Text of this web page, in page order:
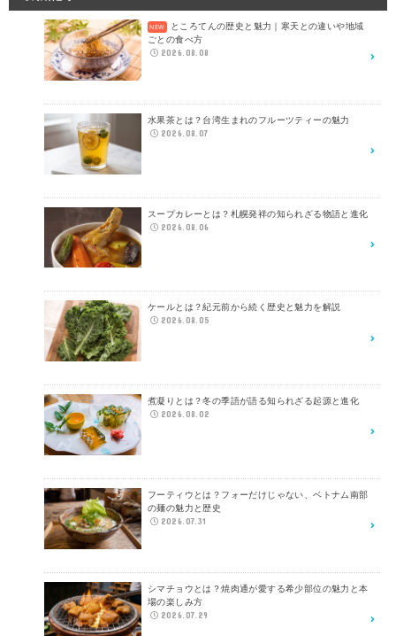
ところてんの歴史と魅力｜寒天との違いや地域
ごとの食べ方
2026.08.08
水果茶とは？台湾生まれのフルーツティーの魅力
2026.08.07
スープカレーとは？札幌発祥の知られざる物語と進化
2026.08.06
ケールとは？紀元前から続く歴史と魅力を解説
2026.08.05
煮凝りとは？冬の季語が語る知られざる起源と進化
2026.08.02
フーティウとは？フォーだけじゃない、ベトナム南部
の麺の魅力と歴史
2026.07.31
シマチョウとは？焼肉通が愛する希少部位の魅力と本
場の楽しみ方
2026.07.29